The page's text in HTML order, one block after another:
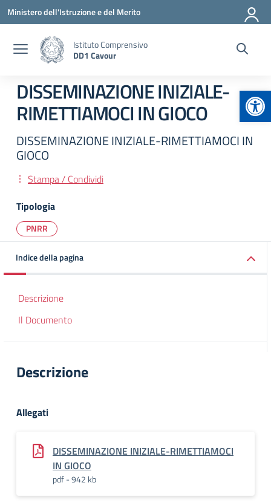
Vai ai contenuti
Vai al menu di navigazione
Vai al footer
Ministero dell'Istruzione e del Merito
Istituto Comprensivo
DD1 Cavour
DISSEMINAZIONE INIZIALE-
RIMETTIAMOCI IN GIOCO
DISSEMINAZIONE INIZIALE-RIMETTIAMOCI IN
GIOCO
Stampa / Condividi
Tipologia
PNRR
Indice della pagina
Descrizione
Il Documento
Descrizione
Allegati
DISSEMINAZIONE INIZIALE-RIMETTIAMOCI
IN GIOCO
pdf - 942 kb